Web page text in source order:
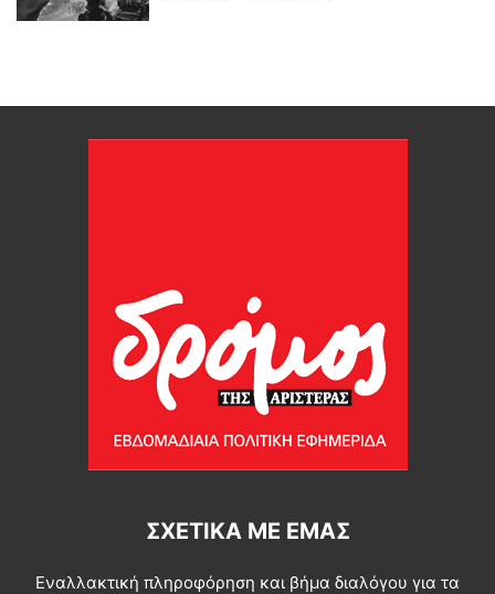
ΣΧΕΤΙΚΆ ΜΕ ΕΜΆΣ
Εναλλακτική πληροφόρηση και βήμα διαλόγου για τα